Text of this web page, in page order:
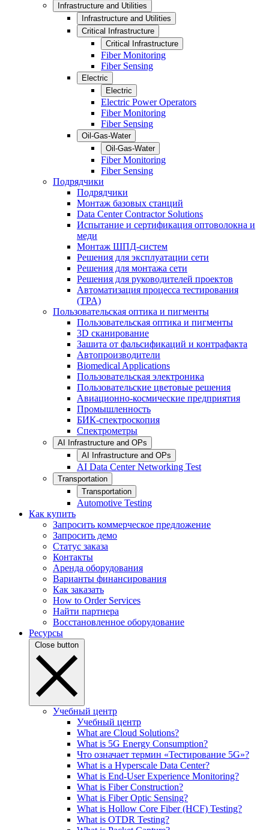
Infrastructure and Utilities
Infrastructure and Utilities
Critical Infrastructure
Critical Infrastructure
Fiber Monitoring
Fiber Sensing
Electric
Electric
Electric Power Operators
Fiber Monitoring
Fiber Sensing
Oil-Gas-Water
Oil-Gas-Water
Fiber Monitoring
Fiber Sensing
Подрядчики
Подрядчики
Монтаж базовых станций
Data Center Contractor Solutions
Испытание и сертификация оптоволокна и
меди
Монтаж ШПД-систем
Решения для эксплуатации сети
Решения для монтажа сети
Решения для руководителей проектов
Автоматизация процесса тестирования
(TPA)
Пользовательская оптика и пигменты
Пользовательская оптика и пигменты
3D сканирование
Зашита от фальсификаций и контрафакта
Автопроизводители
Biomedical Applications
Пользовательская электроника
Пользовательские цветовые решения
Авиационно-космические предприятия
Промышленность
БИК-спектроскопия
Спектрометры
AI Infrastructure and OPs
AI Infrastructure and OPs
AI Data Center Networking Test
Transportation
Transportation
Automotive Testing
Как купить
Запросить коммерческое предложение
Запросить демо
Статус заказа
Контакты
Аренда оборудования
Варианты финансирования
Как заказать
How to Order Services
Найти партнера
Восстановленное оборудование
Ресурсы
Close button
Учебный центр
Учебный центр
What are Cloud Solutions?
What is 5G Energy Consumption?
Что означает термин «Тестирование 5G»?
What is a Hyperscale Data Center?
What is End-User Experience Monitoring?
What is Fiber Construction?
What is Fiber Optic Sensing?
What is Hollow Core Fiber (HCF) Testing?
What is OTDR Testing?